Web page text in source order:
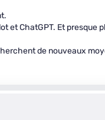
et ChatGPT. Et
de nouveaux